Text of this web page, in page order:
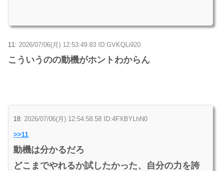
11: 2026/07/06(月) 12:53:49.83 ID:GVKQLi920
こういうのの動機がホントわからん
18: 2026/07/06(月) 12:54:58.58 ID:4FXBYLhN0
>>11
動機は分かるだろ
どこまでやれるか試したかった、自分の力を誇